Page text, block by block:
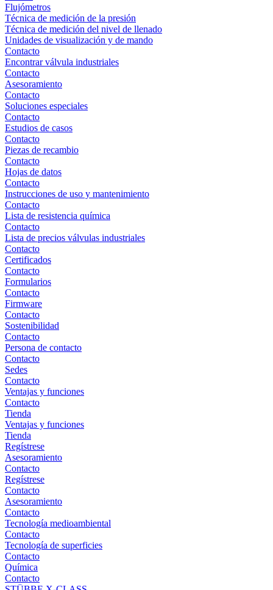
Flujómetros
Técnica de medición de la presión
Técnica de medición del nivel de llenado
Unidades de visualización y de mando
Contacto
Encontrar válvula industriales
Contacto
Asesoramiento
Contacto
Soluciones especiales
Contacto
Estudios de casos
Contacto
Piezas de recambio
Contacto
Hojas de datos
Contacto
Instrucciones de uso y mantenimiento
Contacto
Lista de resistencia química
Contacto
Lista de precios válvulas industriales
Contacto
Certificados
Contacto
Formularios
Contacto
Firmware
Contacto
Sostenibilidad
Contacto
Persona de contacto
Contacto
Sedes
Contacto
Ventajas y funciones
Contacto
Tienda
Ventajas y funciones
Tienda
Regístrese
Asesoramiento
Contacto
Regístrese
Contacto
Asesoramiento
Contacto
Tecnología medioambiental
Contacto
Tecnología de superficies
Contacto
Química
Contacto